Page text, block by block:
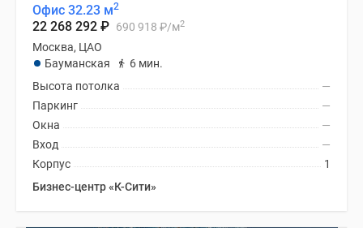
Офис 32.23 м2
22 268 292 ₽ 690 918 ₽/м2
Москва, ЦАО
Бауманская
6 мин.
—
Высота потолка
—
Паркинг
—
Окна
—
Вход
1
Корпус
Бизнес-центр «К-Сити»